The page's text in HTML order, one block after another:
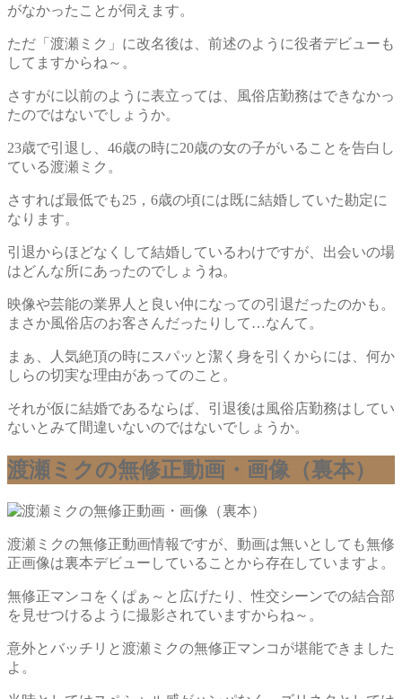
がなかったことが伺えます。
ただ「渡瀬ミク」に改名後は、前述のように役者デビューも
してますからね～。
さすがに以前のように表立っては、風俗店勤務はできなかっ
たのではないでしょうか。
23歳で引退し、46歳の時に20歳の女の子がいることを告白し
ている渡瀬ミク。
さすれば最低でも25，6歳の頃には既に結婚していた勘定に
なります。
引退からほどなくして結婚しているわけですが、出会いの場
はどんな所にあったのでしょうね。
映像や芸能の業界人と良い仲になっての引退だったのかも。
まさか風俗店のお客さんだったりして…なんて。
まぁ、人気絶頂の時にスパッと潔く身を引くからには、何か
しらの切実な理由があってのこと。
それが仮に結婚であるならば、引退後は風俗店勤務はしてい
ないとみて間違いないのではないでしょうか。
渡瀬ミクの無修正動画・画像（裏本）
渡瀬ミクの無修正動画情報ですが、動画は無いとしても無修
正画像は裏本デビューしていることから存在していますよ。
無修正マンコをくぱぁ～と広げたり、性交シーンでの結合部
を見せつけるように撮影されていますからね～。
意外とバッチリと渡瀬ミクの無修正マンコが堪能できました
よ。